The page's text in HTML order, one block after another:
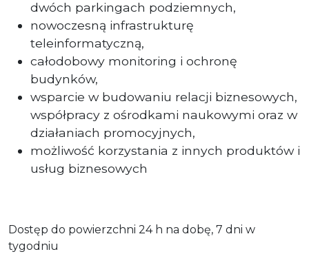
dwóch parkingach podziemnych,
nowoczesną infrastrukturę
teleinformatyczną,
całodobowy monitoring i ochronę
budynków,
wsparcie w budowaniu relacji biznesowych,
współpracy z ośrodkami naukowymi oraz w
działaniach promocyjnych,
możliwość korzystania z innych produktów i
usług biznesowych
Dostęp do powierzchni 24 h na dobę, 7 dni w
tygodniu